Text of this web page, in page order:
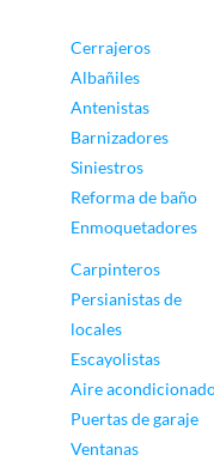
Cerrajeros
Albañiles
Antenistas
Barnizadores
Siniestros
Reforma de baño
Enmoquetadores
Carpinteros
Persianistas de
locales
Escayolistas
Aire
Puertas de garaje
Ventanas